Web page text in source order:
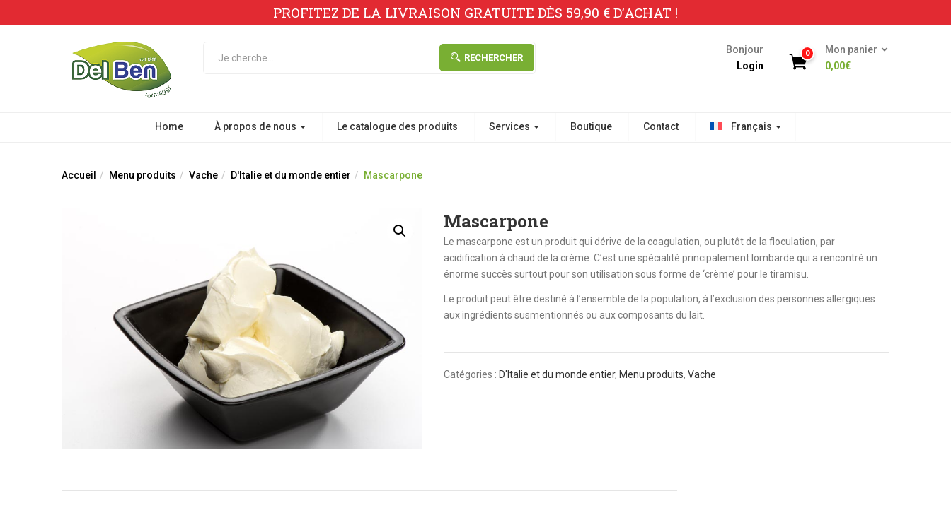
PROFITEZ DE LA LIVRAISON GRATUITE DÈS 59,90 € D’ACHAT !
RECHERCHER
Bonjour
Login
0
Mon panier
0,00€
Home À propos de nous Le catalogue des produits Services Boutique Contact Français
Accueil Menu produits Vache D'Italie et du monde entier Mascarpone
Mascarpone
Le mascarpone est un produit qui dérive de la coagulation, ou plutôt de la floculation, par
acidification à chaud de la crème. C’est une spécialité principalement lombarde qui a rencontré un
énorme succès surtout pour son utilisation sous forme de ‘crème’ pour le tiramisu.
Le produit peut être destiné à l’ensemble de la population, à l’exclusion des personnes allergiques
aux ingrédients susmentionnés ou aux composants du lait.
Catégories : D'Italie et du monde entier, Menu produits, Vache